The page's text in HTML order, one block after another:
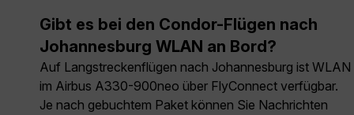
Gibt es bei den Condor-Flügen nach
Johannesburg WLAN an Bord?
Auf Langstreckenflügen nach Johannesburg ist WLAN
im Airbus A330-900neo über FlyConnect verfügbar.
Je nach gebuchtem Paket können Sie Nachrichten